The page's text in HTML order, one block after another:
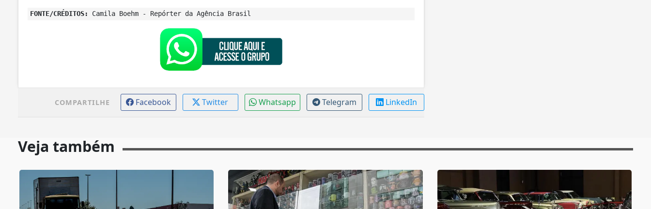
FONTE/CRÉDITOS: Camila Boehm - Repórter da Agência Brasil
COMPARTILHE Facebook Twitter Whatsapp Telegram LinkedIn
Veja também